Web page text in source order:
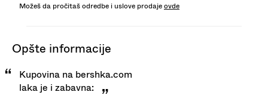
Možeš da pročitaš odredbe i uslove prodajeovde
opšte informacije
Kupovina na bershka.com
laka je i zabavna: